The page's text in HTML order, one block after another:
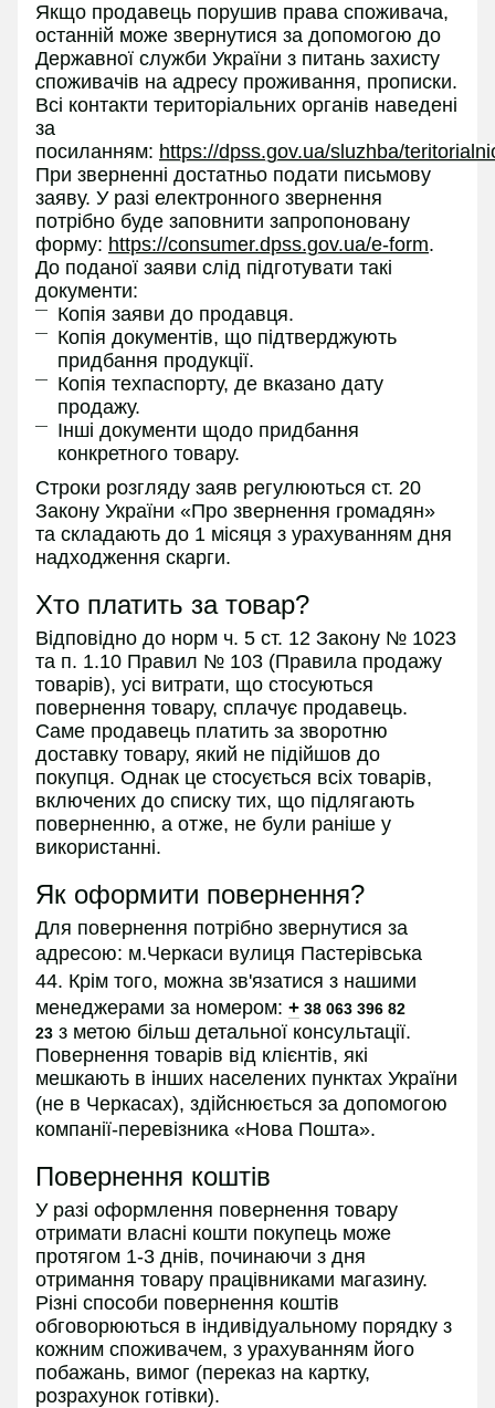
Якщо продавець порушив права споживача,
останній може звернутися за допомогою до
Державної служби України з питань захисту
споживачів на адресу проживання, прописки.
Всі контакти територіальних органів наведені
за
посиланням: https://dpss.gov.ua/sluzhba/
При зверненні достатньо подати письмову
заяву. У разі електронного звернення
потрібно буде заповнити запропоновану
форму: https://consumer.dpss.gov.ua/e-form.
До поданої заяви слід підготувати такі
документи:
Копія заяви до продавця.
Копія документів, що підтверджують
придбання продукції.
Копія техпаспорту, де вказано дату
продажу.
Інші документи щодо придбання
конкретного товару.
Строки розгляду заяв регулюються ст. 20
Закону України «Про звернення громадян»
та складають до 1 місяця з урахуванням дня
надходження скарги.
Хто платить за товар?
Відповідно до норм ч. 5 ст. 12 Закону № 1023
та п. 1.10 Правил № 103 (Правила продажу
товарів), усі витрати, що стосуються
повернення товару, сплачує продавець.
Саме продавець платить за зворотню
доставку товару, який не підійшов до
покупця. Однак це стосується всіх товарів,
включених до списку тих, що підлягають
поверненню, а отже, не були раніше у
використанні.
Як оформити повернення?
Для повернення потрібно звернутися за
адресою: м.Черкаси вулиця Пастерівська
44. Крім того, можна зв'язатися з нашими
менеджерами за номером: + 38 063 396 82
23 з метою більш детальної консультації.
Повернення товарів від клієнтів, які
мешкають в інших населених пунктах України
(не в Черкасах), здійснюється за допомогою
компанії-перевізника «Нова Пошта».
Повернення коштів
У разі оформлення повернення товару
отримати власні кошти покупець може
протягом 1-3 днів, починаючи з дня
отримання товару працівниками магазину.
Різні способи повернення коштів
обговорюються в індивідуальному порядку з
кожним споживачем, з урахуванням його
побажань, вимог (переказ на картку,
розрахунок готівки).